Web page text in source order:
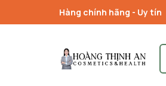
Hàng chính hãng - Uy tín